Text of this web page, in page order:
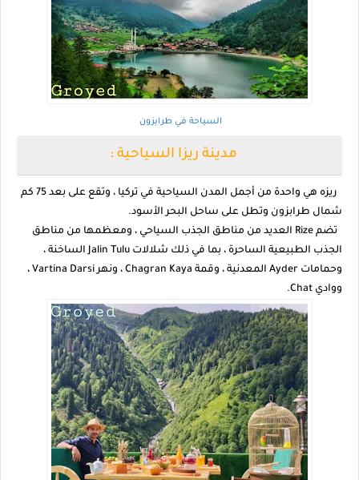
السياحة في طرابزون
مدينة ريزا السياحية :
ريزه هي واحدة من أجمل المدن السياحية في تركيا ، وتقع على بعد 75 كم
شمال طرابزون وتطل على ساحل البحر الأسود.
تضم Rize العديد من مناطق الجذب السياحي ، ومعظمها من مناطق
الجذب الطبيعية الساحرة ، بما في ذلك شلالات Jalin Tulu الساخنة ،
وحمامات Ayder المعدنية ، وقمة Chagran Kaya ، ونهر Vartina Darsi ،
ووادي Chat.